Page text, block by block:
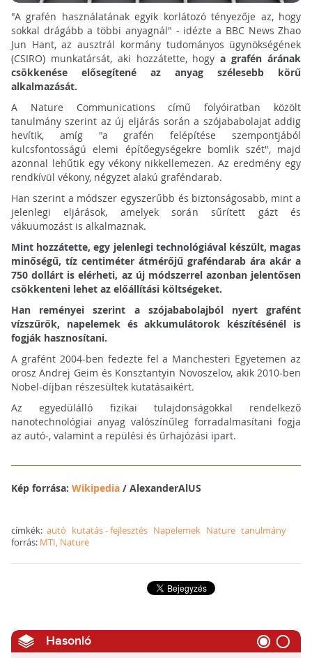
"A grafén használatának egyik korlátozó tényezője az, hogy
sokkal drágább a többi anyagnál" - idézte a BBC News Zhao
Jun Hant, az ausztrál kormány tudományos ügynökségének
(CSIRO) munkatársát, aki hozzátette, hogya grafén árának
csökkenése elősegítené az anyag szélesebb körű
alkalmazását.
A Nature Communications című folyóiratban közölt
tanulmány szerint az új eljárás során a szójababolajat addig
hevítik, amíg "a grafén felépítése szempontjából
kulcsfontosságú elemi építőegységekre bomlik szét", majd
azonnal lehűtik egy vékony nikkellemezen. Az eredmény egy
rendkívül vékony, négyzet alakú graféndarab.
Han szerint a módszer egyszerűbb és biztonságosabb, mint a
jelenlegi eljárások, amelyek során sűrített gázt és
vákuumozást is alkalmaznak.
Mint hozzátette, egy jelenlegi technológiával készült, magas
minőségű, tíz centiméter átmérőjű graféndarab ára akár a
750 dollárt is elérheti, az új módszerrel azonban jelentősen
csökkenteni lehet az előállítási költségeket.
Han reményei szerint a szójababolajból nyert grafént
vízszűrők, napelemek és akkumulátorok készítésénél is
fogják hasznosítani.
A grafént 2004-ben fedezte fel a Manchesteri Egyetemen az
orosz Andrej Geim és Konsztantyin Novoszelov, akik 2010-ben
Nobel-díjban részesültek kutatásaikért.
Az egyedülálló fizikai tulajdonságokkal rendelkező
nanotechnológiai anyag valószínűleg forradalmasítani fogja
az autó-, valamint a repülési és űrhajózási ipart.
Kép forrása: Wikipedia/ AlexanderAlUS
címkék: autó kutatás - fejlesztés Napelemek Nature tanulmány
forrás: MTI, Nature
Hasonló